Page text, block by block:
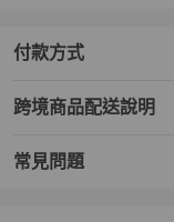
付款方式
跨境商品配送說明
常見問題